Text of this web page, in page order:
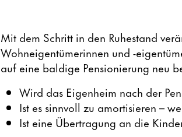
Mit dem Schritt in den Ruhestand
Wohneigentümerinnen und -
auf eine baldige Pensionierung neu
Wird das Eigenheim nach der
Ist es sinnvoll zu amortisieren –
Ist eine Übertragung an die